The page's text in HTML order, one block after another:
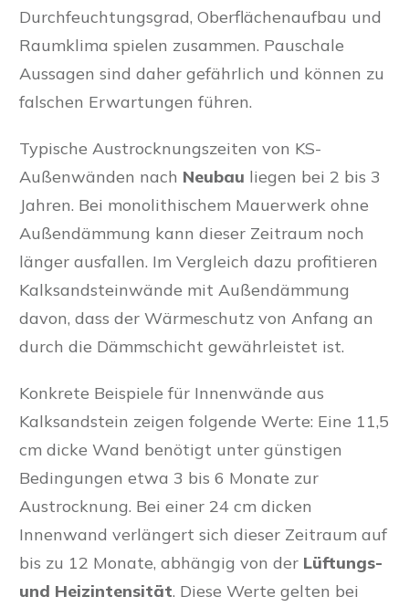
Durchfeuchtungsgrad, Oberflächenaufbau und
Raumklima spielen zusammen. Pauschale
Aussagen sind daher gefährlich und können zu
falschen Erwartungen führen.
Typische Austrocknungszeiten von KS-
Außenwänden nach Neubau liegen bei 2 bis 3
Jahren. Bei monolithischem Mauerwerk ohne
Außendämmung kann dieser Zeitraum noch
länger ausfallen. Im Vergleich dazu profitieren
Kalksandsteinwände mit Außendämmung
davon, dass der Wärmeschutz von Anfang an
durch die Dämmschicht gewährleistet ist.
Konkrete Beispiele für Innenwände aus
Kalksandstein zeigen folgende Werte: Eine 11,5
cm dicke Wand benötigt unter günstigen
Bedingungen etwa 3 bis 6 Monate zur
Austrocknung. Bei einer 24 cm dicken
Innenwand verlängert sich dieser Zeitraum auf
bis zu 12 Monate, abhängig von der Lüftungs-
und Heizintensität. Diese Werte gelten bei